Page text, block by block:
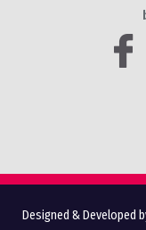
Designed & Developed